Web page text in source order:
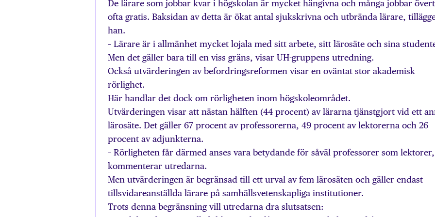
De lärare som jobbar kvar i högskolan är mycket hängivna och många jobbar
ofta gratis. Baksidan av detta är ökat antal sjukskrivna och utbrända lärare,
han.
– Lärare är i allmänhet mycket lojala med sitt arbete, sitt lärosäte och sina
Men det gäller bara till en viss gräns, visar UH-gruppens utredning.
Också utvärderingen av befordringsreformen visar en oväntat stor akademisk
rörlighet.
Här handlar det dock om rörligheten inom högskoleområdet.
Utvärderingen visar att nästan hälften (44 procent) av lärarna tjänstgjort vid ett
lärosäte. Det gäller 67 procent av professorerna, 49 procent av lektorerna och 26
procent av adjunkterna.
– Rörligheten får därmed anses vara betydande för såväl professorer som lektorer,
kommenterar utredarna.
Men utvärderingen är begränsad till ett urval av fem lärosäten och gäller endast
tillsvidareanställda lärare på samhällsvetenskapliga institutioner.
Trots denna begränsning vill utredarna dra slutsatsen: